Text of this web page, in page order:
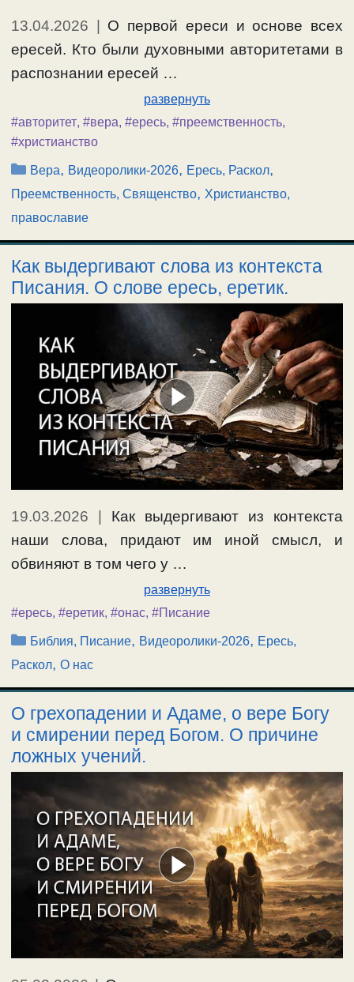
13.04.2026
О первой ереси и основе всех
ересей. Кто были духовными авторитетами в
распознании ересей …
развернуть
#авторитет, #вера, #ересь, #преемственность,
#христианство
Рубрики
Вера, Видеоролики-2026, Ересь, Раскол,
Преемственность, Священство, Христианство,
православие
Как выдергивают слова из контекста
Писания. О слове ересь, еретик.
19.03.2026
Как выдергивают из контекста
наши слова, придают им иной смысл, и
обвиняют в том чего у …
развернуть
#ересь, #еретик, #онас, #Писание
Рубрики
Библия, Писание, Видеоролики-2026, Ересь,
Раскол, О нас
О грехопадении и Адаме, о вере Богу
и смирении перед Богом. О причине
ложных учений.